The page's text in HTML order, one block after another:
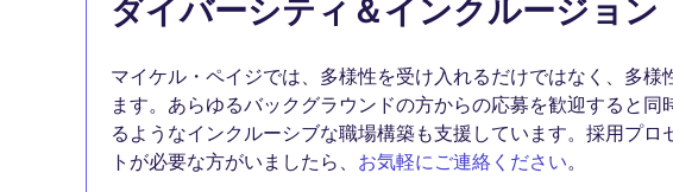
ダイバーシティ＆インクルージョン
マイケル・ペイジでは、多様性を受け入れるだけではなく、多
ます。あらゆるバックグラウンドの方からの応募を歓迎すると
るようなインクルーシブな職場構築も支援しています。採用プ
トが必要な方がいましたら、 お気軽にご連絡ください。